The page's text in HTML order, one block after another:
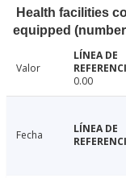
Health facilities
equipped
Valor
0.00
Fecha